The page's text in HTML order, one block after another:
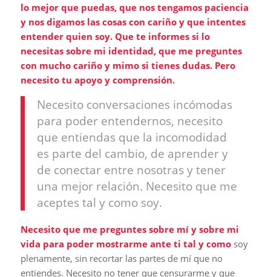
lo mejor que puedas, que nos tengamos paciencia
y nos digamos las cosas con cariño y que intentes
entender quien soy. Que te informes si lo
necesitas sobre mi identidad, que me preguntes
con mucho cariño y mimo si tienes dudas. Pero
necesito tu apoyo y comprensión.
Necesito conversaciones incómodas
para poder entendernos, necesito
que entiendas que la incomodidad
es parte del cambio, de aprender y
de conectar entre nosotras y tener
una mejor relación. Necesito que me
aceptes tal y como soy.
Necesito que me preguntes sobre mí y sobre mi
vida para poder mostrarme ante ti tal y como soy
plenamente, sin recortar las partes de mí que no
entiendes. Necesito no tener que censurarme y que